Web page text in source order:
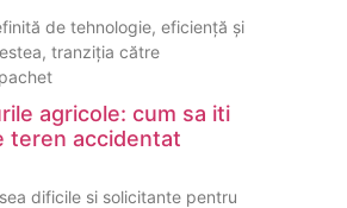
de tehnologie, eficiență și
tranziția către
agricole: cum sa iti
teren accidentat
dificile si solicitante pentru